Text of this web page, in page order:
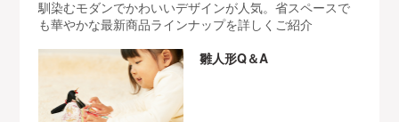
馴染むモダンでかわいいデザインが人気。省スペースで
も華やかな最新商品ラインナップを詳しくご紹介
雛人形Q＆A